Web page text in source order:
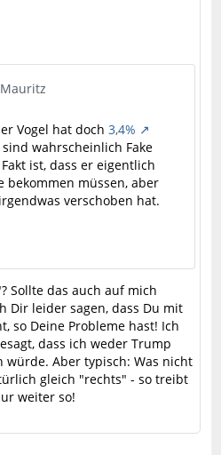
Vogel hat doch 3,4%
wahrscheinlich Fake
ist, dass er eigentlich
bekommen müssen, aber
verschoben hat.
Sollte das auch auf mich
Dir leider sagen, dass Du mit
so Deine Probleme hast! Ich
dass ich weder Trump
würde. Aber typisch: Was nicht
gleich "rechts" - so treibt
weiter so!